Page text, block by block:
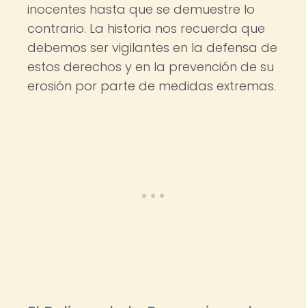
inocentes hasta que se demuestre lo
contrario. La historia nos recuerda que
debemos ser vigilantes en la defensa de
estos derechos y en la prevención de su
erosión por parte de medidas extremas.